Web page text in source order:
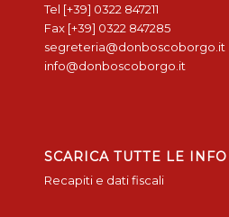
Tel [+39] 0322 847211
Fax [+39] 0322 847285
segreteria@donboscoborgo.it
info@donboscoborgo.it
SCARICA TUTTE LE INFO
Recapiti e dati fiscali